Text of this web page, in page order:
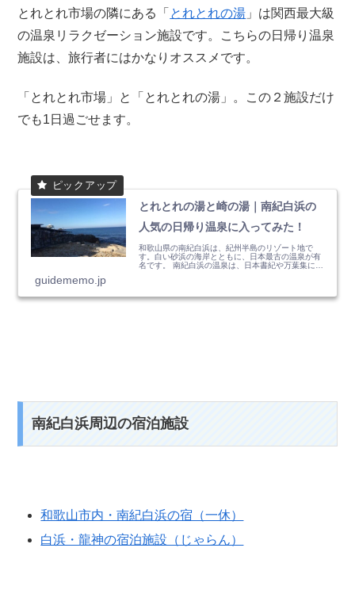
とれとれ市場の隣にある「 とれとれの湯 」は関西最大級
の温泉リラクゼーション施設です。こちらの日帰り温泉
施設は、旅行者にはかなりオススメです。
「とれとれ市場」と「とれとれの湯」。この２施設だけ
でも1日過ごせます。
とれとれの湯と崎の湯｜南紀白浜の
人気の日帰り温泉に入ってみた！
和歌山県の南紀白浜は、紀州半島のリゾート地で
す。白い砂浜の海岸とともに、日本最古の温泉が有
名です。 南紀白浜の温泉は、日本書紀や万葉集にも
guidememo.jp
南紀白浜周辺の宿泊施設
和歌山市内・南紀白浜の宿（一休）
白浜・龍神の宿泊施設（じゃらん）